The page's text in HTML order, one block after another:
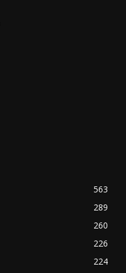
563
289
260
226
224